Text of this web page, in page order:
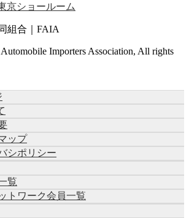
京ショールーム
組合｜FAIA
Importers Association, All rights
ップ
シポリシー
覧
トワーク会員一覧